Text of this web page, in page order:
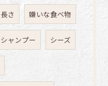
長さ 嫌いな食べ物
シャンプー シーズ